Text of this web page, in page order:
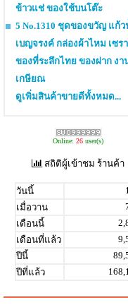
ข้าวแช่ ของใช้บนโต๊ะ
5 No.1310 ชุดของขวัญ แก้ว
เบญจรงค์ กล่องผ้าไหม เซร
ของที่ระลึกไทย ของฝาก งา
เกษียณ
ดูเพิ่มสินค้าขายดีทั้งหมด...
Online: 26 user(s)
สถิติผู้เข้าชม ร้านค้า
วันนี้
เมื่อวาน
เดือนนี้
เดือนที่แล้ว
ปีนี้
ปีที่แล้ว